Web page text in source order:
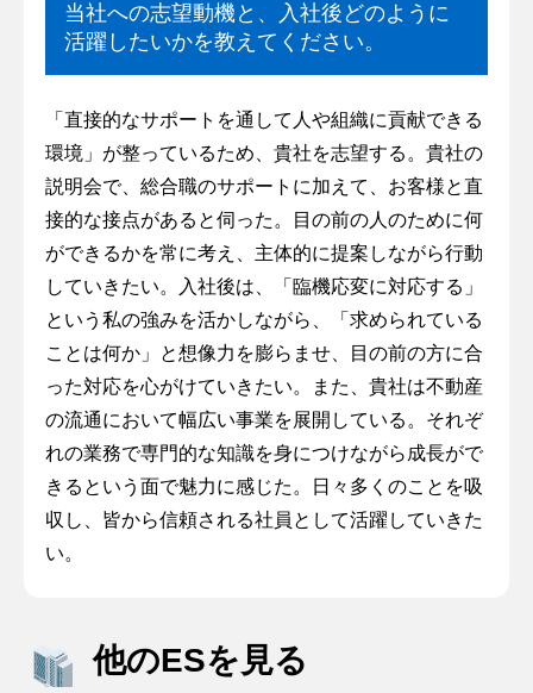
当社への志望動機と、入社後どのように
活躍したいかを教えてください。
「直接的なサポートを通して人や組織に貢献できる
環境」が整っているため、貴社を志望する。貴社の
説明会で、総合職のサポートに加えて、お客様と直
接的な接点があると伺った。目の前の人のために何
ができるかを常に考え、主体的に提案しながら行動
していきたい。入社後は、「臨機応変に対応する」
という私の強みを活かしながら、「求められている
ことは何か」と想像力を膨らませ、目の前の方に合
った対応を心がけていきたい。また、貴社は不動産
の流通において幅広い事業を展開している。それぞ
れの業務で専門的な知識を身につけながら成長がで
きるという面で魅力に感じた。日々多くのことを吸
収し、皆から信頼される社員として活躍していきた
い。
他のESを見る